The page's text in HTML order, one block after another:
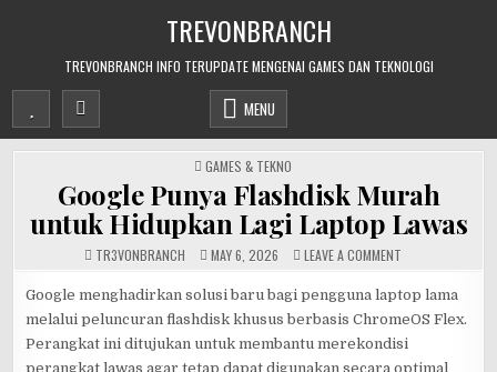
TREVONBRANCH
TREVONBRANCH INFO TERUPDATE MENGENAI GAMES DAN TEKNOLOGI
MENU
POSTED
IN
GAMES & TEKNO
Google Punya Flashdisk Murah
untuk Hidupkan Lagi Laptop Lawas
TR3V0NBRANCH MAY 6, 2026 LEAVE A COMMENT
FLASHDISK
MURAH
UNTUK
HIDUPKAN
LAGI
LAPTOP
Google menghadirkan solusi baru bagi pengguna laptop lama
melalui peluncuran flashdisk khusus berbasis ChromeOS Flex.
Perangkat ini ditujukan untuk membantu merekondisi
perangkat lawas agar tetap dapat digunakan secara optimal